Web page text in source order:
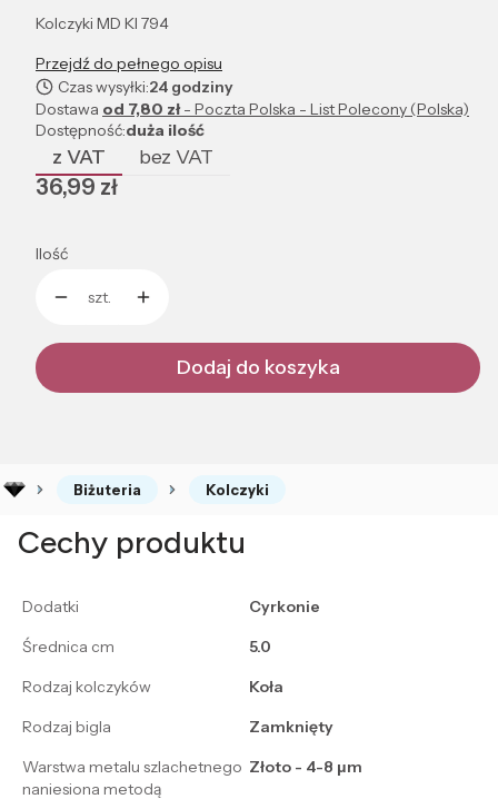
Kolczyki MD KI 794
Przejdź do pełnego opisu
Czas wysyłki:24 godziny
Dostawa od 7,80 zł- Poczta Polska - List Polecony (Polska)
Dostępność:duża ilość
z VAT bez VAT
Cena
36,99 zł
Ilość
szt.
Dodaj do koszyka
Biżuteria Kolczyki
Cechy produktu
Dodatki
Cyrkonie
Średnica cm
5.0
Rodzaj kolczyków
Koła
Rodzaj bigla
Zamknięty
Warstwa metalu szlachetnego
naniesiona metodą
Złoto - 4-8 μm